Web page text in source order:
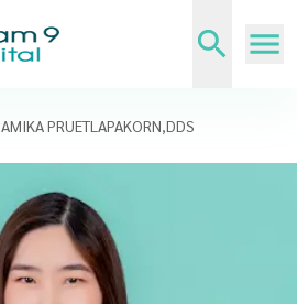
AMIKA PRUETLAPAKORN,DDS